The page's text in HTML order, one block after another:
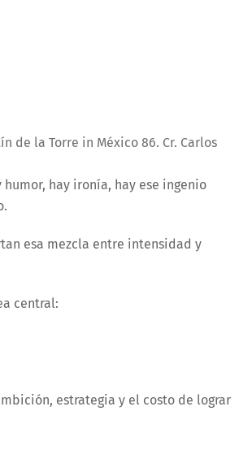
de la Torre in México 86. Cr. Carlos
hay ironía, hay ese ingenio
esa mezcla entre intensidad y
central:
estrategia y el costo de lograr